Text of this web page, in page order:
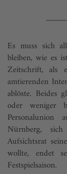
Es muss sich
bleiben, wie es
Zeitschrift, als
amtierenden
ablöste. Beides
oder weniger
Personalunion
Nürnberg,
Aufsichtsrat
wollte, endet
Festspielsaison.